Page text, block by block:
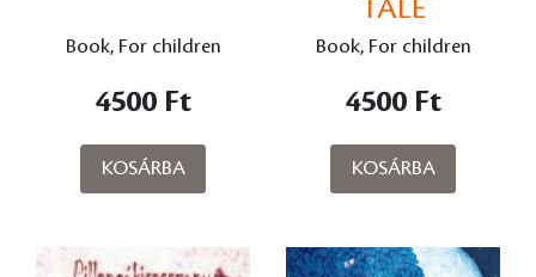
Book, For children
4500 Ft
KOSÁRBA
TALE
Book, For children
4500 Ft
KOSÁRBA